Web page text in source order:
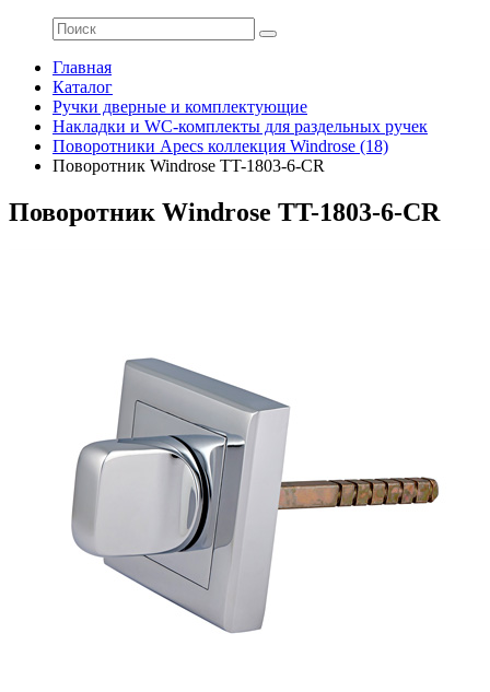
Главная
Каталог
Ручки дверные и комплектующие
Накладки и WC-комплекты для раздельных ручек
Поворотники Apecs коллекция Windrose (18)
Поворотник Windrose TT-1803-6-CR
Поворотник Windrose TT-1803-6-CR